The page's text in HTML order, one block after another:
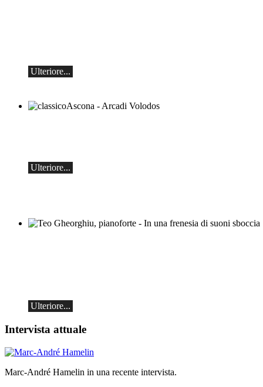
Ulteriore...
Ulteriore...
Ulteriore...
Intervista attuale
Marc-André Hamelin in una recente intervista.